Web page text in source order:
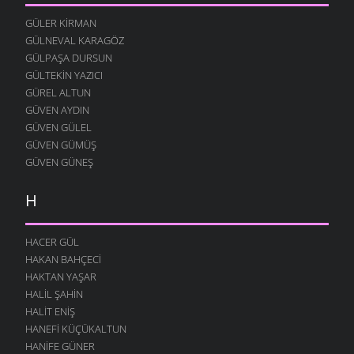
FESTIVAL
12 AĞUSTOS 2004
MERAKLI MELAHAT
12 AĞUSTOS 2004
HALK EĞITIMI
12 AĞUSTOS 2004
HASTAHANEDE DURUM
GIDIYORUZ
ÖZÜRLÜ YAŞAMAK
12 AĞUSTOS 2004
O YANA BU YANA
12 AĞUSTOS 2004
SUÇU NEDIR
12 AĞUSTOS 2004
GÜLER KIRMAN
GÜLNEVAL KARAGÖZ
GÜLPAŞA DURSUN
GÜLTEKIN YAZICI
GÜREL ALTUN
GÜVEN AYDIN
GÜVEN GÜLEL
GÜVEN GÜMÜŞ
GÜVEN GÜNEŞ
H
HACER GÜL
HAKAN BAHÇECI
HAKTAN YAŞAR
HALIL ŞAHIN
HALIT ENIŞ
HANEFI KÜÇÜKALTUN
HANIFE GÜNER